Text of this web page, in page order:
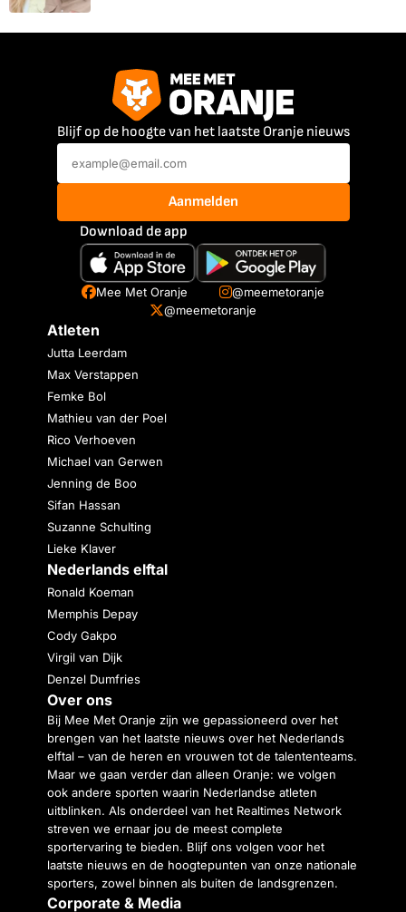
Blijf op de hoogte van het laatste Oranje nieuws
Aanmelden
Download de app
Mee Met Oranje
@meemetoranje
@meemetoranje
Atleten
Jutta Leerdam
Max Verstappen
Femke Bol
Mathieu van der Poel
Rico Verhoeven
Michael van Gerwen
Jenning de Boo
Sifan Hassan
Suzanne Schulting
Lieke Klaver
Nederlands elftal
Ronald Koeman
Memphis Depay
Cody Gakpo
Virgil van Dijk
Denzel Dumfries
Over ons
Bij Mee Met Oranje zijn we gepassioneerd over het
brengen van het laatste nieuws over het Nederlands
elftal – van de heren en vrouwen tot de talententeams.
Maar we gaan verder dan alleen Oranje: we volgen
ook andere sporten waarin Nederlandse atleten
uitblinken. Als onderdeel van het Realtimes Network
streven we ernaar jou de meest complete
sportervaring te bieden. Blijf ons volgen voor het
laatste nieuws en de hoogtepunten van onze nationale
sporters, zowel binnen als buiten de landsgrenzen.
Corporate & Media